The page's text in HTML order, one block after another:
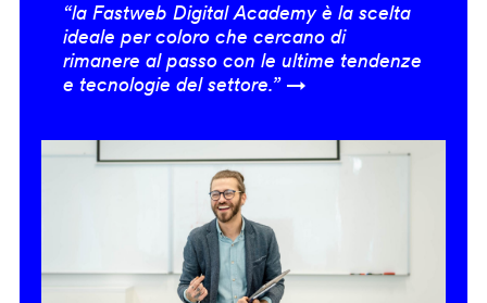
“la Fastweb Digital Academy è la scelta
ideale per coloro che cercano di
rimanere al passo con le ultime tendenze
e tecnologie del settore.” →